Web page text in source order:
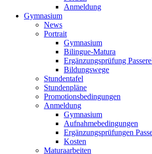
Anmeldung
Gymnasium
News
Portrait
Gymnasium
Bilingue-Matura
Ergänzungsprüfung
Bildungswege
Stundentafel
Stundenpläne
Promotionsbedingungen
Anmeldung
Gymnasium
Aufnahmebedingungen
Ergänzungsprüfungen
Kosten
Maturaarbeiten